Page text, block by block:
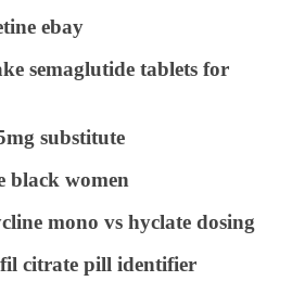
ebay
semaglutide tablets for
substitute
black women
mono vs hyclate dosing
citrate pill identifier